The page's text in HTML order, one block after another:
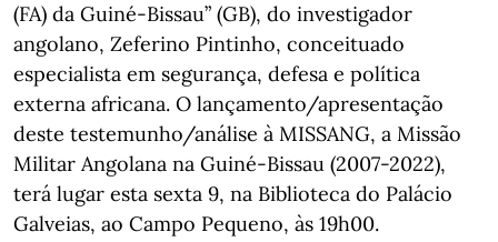
(FA) da Guiné-Bissau” (GB), do investigador
angolano, Zeferino Pintinho, conceituado
especialista em segurança, defesa e política
externa africana. O lançamento/apresentação
deste testemunho/análise à MISSANG, a Missão
Militar Angolana na Guiné-Bissau (2007-2022),
terá lugar esta sexta 9, na Biblioteca do Palácio
Galveias, ao Campo Pequeno, às 19h00.